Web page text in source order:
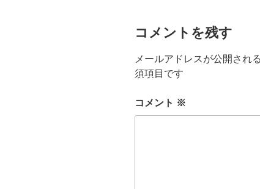
コメントを残す
メールアドレスが公開され
須項目です
コメント ※